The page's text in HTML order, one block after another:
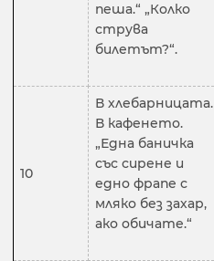
пеша.“ „Колко
струва
билетът?“.
10
В хлебарницата.
В кафенето.
„Една баничка
със сирене и
едно фрапе с
мляко без захар,
ако обичате.“